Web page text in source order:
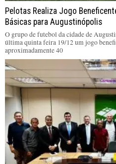
Pelotas Realiza Jogo
Básicas para Augustinópolis
O grupo de futebol da cidade de
última quinta feira 19/12 um jogo
aproximadamente 40